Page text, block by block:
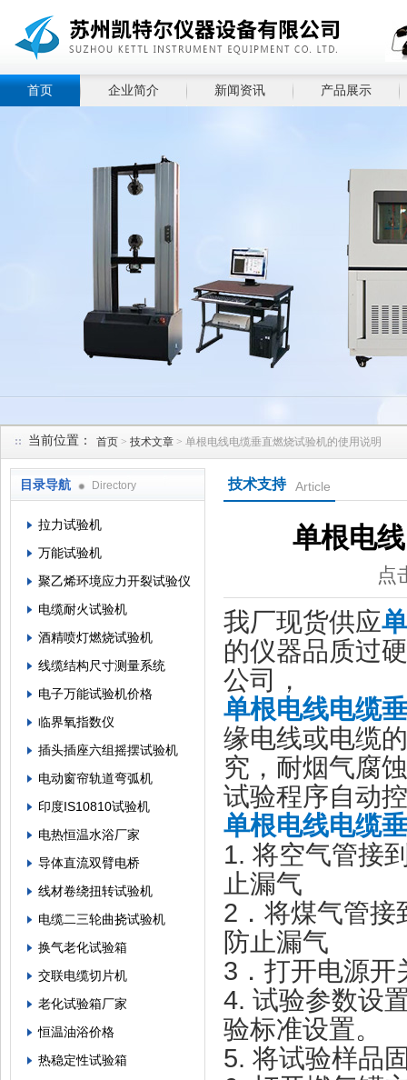
首页 企业简介 新闻资讯 产品展示
当前位置： 首页 > 技术文章 > 单根电线电缆垂直燃烧试验机的使用说明
目录导航 Directory
拉力试验机
万能试验机
聚乙烯环境应力开裂试验仪
电缆耐火试验机
酒精喷灯燃烧试验机
线缆结构尺寸测量系统
电子万能试验机价格
临界氧指数仪
插头插座六组摇摆试验机
电动窗帘轨道弯弧机
印度IS10810试验机
电热恒温水浴厂家
导体直流双臂电桥
线材卷绕扭转试验机
电缆二三轮曲挠试验机
换气老化试验箱
交联电缆切片机
老化试验箱厂家
恒温油浴价格
热稳定性试验箱
技术支持 Article
单根电
点
我厂现货供应
的仪器品质过
公司，
单根电线电缆
缘电线或电缆
究，耐烟气腐
试验程序自动
单根电线电缆
1. 将空气管接
止漏气
2．将煤气管接
防止漏气
3．打开电源开
4. 试验参数设
验标准设置。
5. 将试验样品